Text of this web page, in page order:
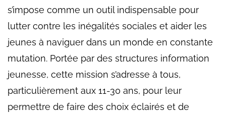
s’impose comme un outil indispensable pour
lutter contre les inégalités sociales et aider les
jeunes à naviguer dans un monde en constante
mutation. Portée par des structures information
jeunesse, cette mission s’adresse à tous,
particulièrement aux 11-30 ans, pour leur
permettre de faire des choix éclairés et de